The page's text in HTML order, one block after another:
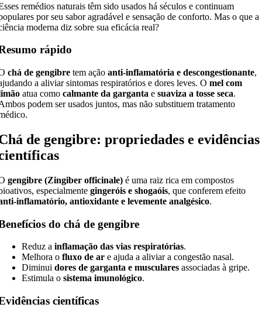
remédios naturais têm sido usados há séculos e continuam
por seu sabor agradável e sensação de conforto. Mas o que a
moderna diz sobre sua eficácia real?
rápido
chá de gengibre tem açãoanti-inflamatória e descongestionante,
a aliviar sintomas respiratórios e dores leves. Omel com
atua comocalmante da garganta esuaviza a tosse seca.
podem ser usados juntos, mas não substituem tratamento
de gengibre: propriedades e evidências
gengibre (Zingiber officinale) é uma raiz rica em compostos
especialmentegingeróis e shogaóis, que conferem efeito
inflamatório, antioxidante e levemente analgésico.
do chá de gengibre
Reduz ainflamação das vias respiratórias.
Melhora ofluxo de ar e ajuda a aliviar a congestão nasal.
Diminuidores de garganta e musculares associadas à gripe.
Estimula osistema imunológico.
científicas